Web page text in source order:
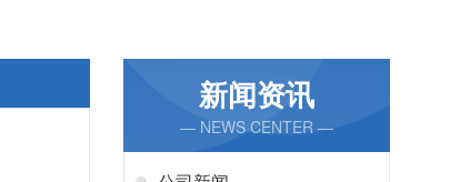
新闻资讯
— NEWS CENTER —